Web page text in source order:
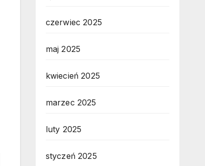
czerwiec 2025
maj 2025
kwiecień 2025
marzec 2025
luty 2025
styczeń 2025